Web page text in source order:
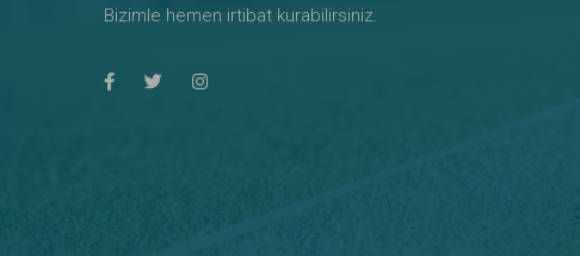
Bizimle hemen irtibat kurabilirsiniz.